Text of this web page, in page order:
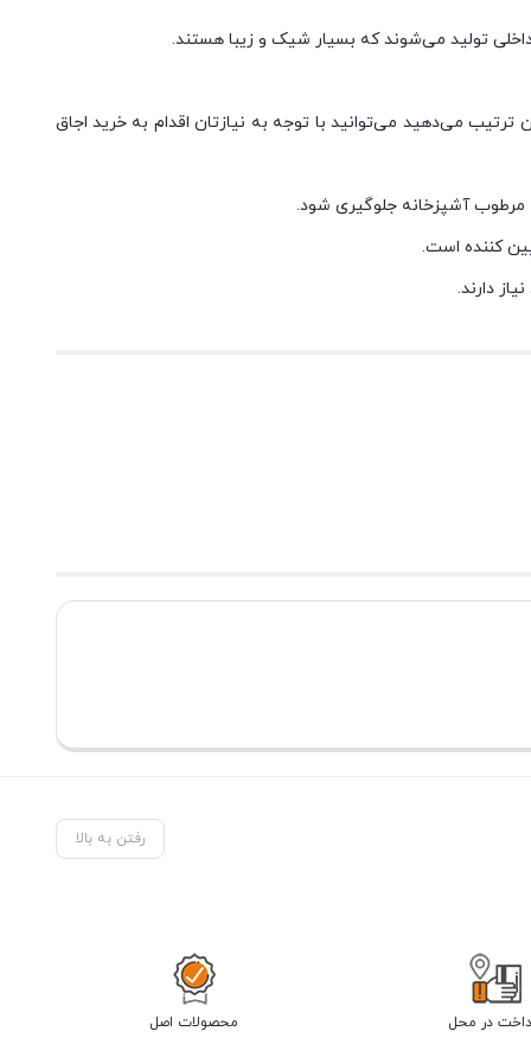
تولید می‌شوند که بسیار شیک و زیبا هستند.
را خودتان ترتیب می‌دهید می‌توانید با توجه به نیازتان اقدام به خرید اجاق
مرطوب آشپزخانه جلوگیری شود.
کننده است.
دارند.
رفتن به بالا
در محل محصولات اصل